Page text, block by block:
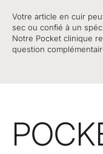
Votre article en cuir
sec ou confié à un
Notre Pocket clinique
question